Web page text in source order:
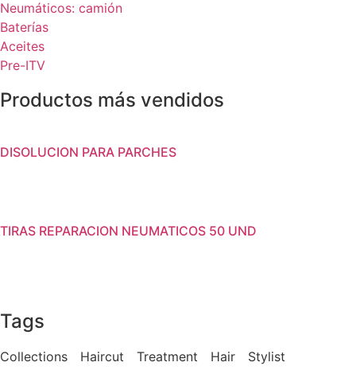
Neumáticos: camión
Baterías
Aceites
Pre-ITV
Productos más vendidos
DISOLUCION PARA PARCHES
TIRAS REPARACION NEUMATICOS 50 UND
Tags
Collections Haircut Treatment Hair Stylist